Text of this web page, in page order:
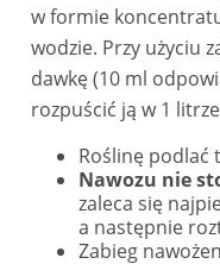
w formie
wodzie. Przy użyciu
dawkę (10 ml
rozpuścić ją w 1
Roślinę podlać
Nawozu nie
zaleca się
a następnie
Zabieg